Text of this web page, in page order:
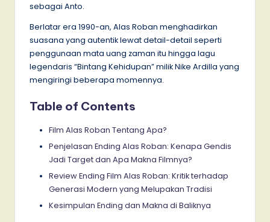
sebagai Anto.
Berlatar era 1990-an, Alas Roban menghadirkan
suasana yang autentik lewat detail-detail seperti
penggunaan mata uang zaman itu hingga lagu
legendaris “Bintang Kehidupan” milik Nike Ardilla yang
mengiringi beberapa momennya.
Table of Contents
Film Alas Roban Tentang Apa?
Penjelasan Ending Alas Roban: Kenapa Gendis
Jadi Target dan Apa Makna Filmnya?
Review Ending Film Alas Roban: Kritik terhadap
Generasi Modern yang Melupakan Tradisi
Kesimpulan Ending dan Makna di Baliknya